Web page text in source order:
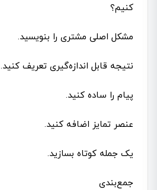
کنیم؟
مشکل اصلی مشتری را بنویسید.
نتیجه قابل اندازه‌گیری تعریف کنید.
پیام را ساده کنید.
عنصر تمایز اضافه کنید.
یک جمله کوتاه بسازید.
جمع‌بندی